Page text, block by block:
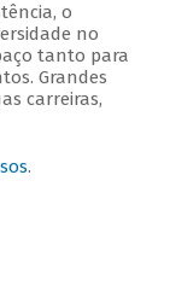
o
no
tanto para
Grandes
carreiras,
.